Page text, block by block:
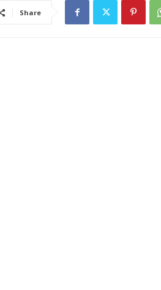
Share